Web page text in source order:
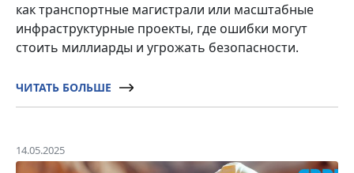
как транспортные магистрали или масштабные
инфраструктурные проекты, где ошибки могут
стоить миллиарды и угрожать безопасности.
ЧИТАТЬ БОЛЬШЕ
14.05.2025